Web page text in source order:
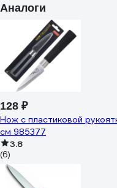
Аналоги
128 ₽
Нож с пластиковой
см 985377
3.8
(6)